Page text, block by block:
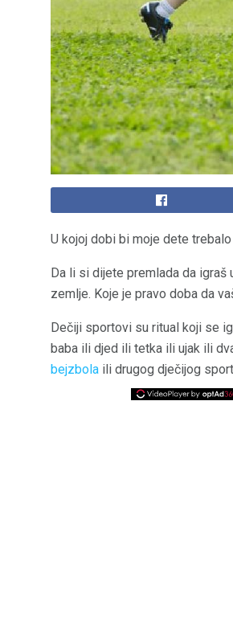
U kojoj dobi bi moje dete
Da li si dijete premlada da
zemlje. Koje je pravo doba da
Dečiji sportovi su ritual koji se
baba ili djed ili tetka ili ujak ili
bejzbola ili drugog dječijog